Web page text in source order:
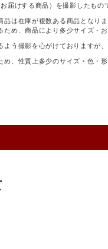
届けする商品）を撮影したもの
は在庫が複数ある商品となりま
め、商品により多少サイズ・
う撮影を心がけておりますが
め、性質上多少のサイズ・色・